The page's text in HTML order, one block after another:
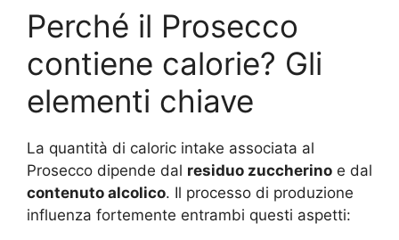
Perché il Prosecco
contiene calorie? Gli
elementi chiave
La quantità di caloric intake associata al
Prosecco dipende dal residuo zuccherino e dal
contenuto alcolico. Il processo di produzione
influenza fortemente entrambi questi aspetti: